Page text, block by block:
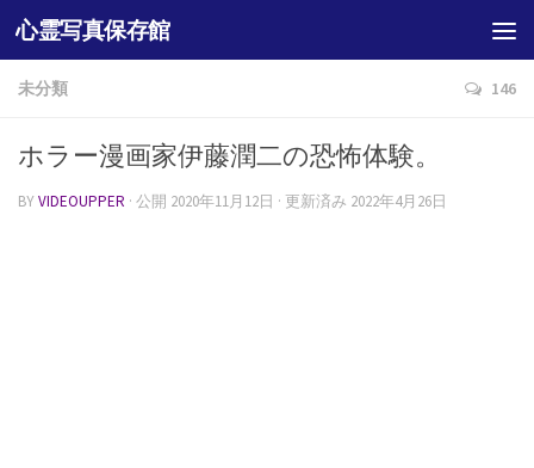
心霊写真保存館
未分類 146
ホラー漫画家伊藤潤二の恐怖体験。
BYVIDEOUPPER · 公開 2020年11月12日 · 更新済み 2022年4月26日